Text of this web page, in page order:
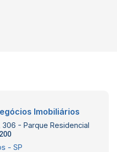
24h!
Lígia Marcondes,
Imobiliários
306 - Parque Residencial
- SP